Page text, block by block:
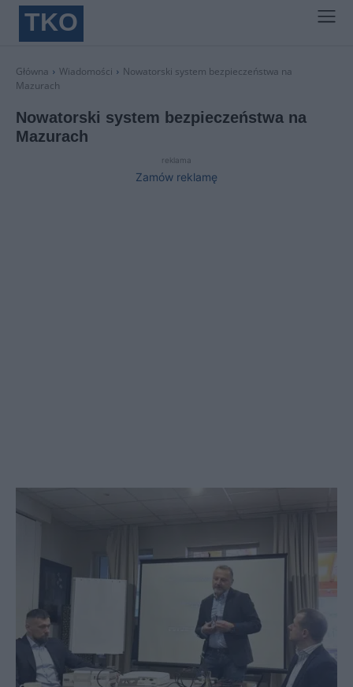
TKO
Główna Wiadomości
Nowatorski system bezpieczeństwa na
Mazurach
Nowatorski system bezpieczeństwa na
Mazurach
reklama
Zamów reklamę